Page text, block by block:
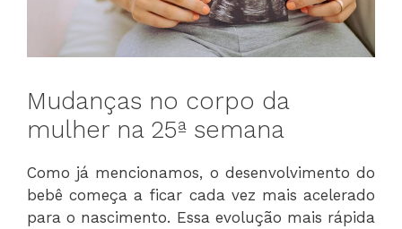
Mudanças no corpo da
mulher na 25ª semana
Como já mencionamos, o desenvolvimento do
bebê começa a ficar cada vez mais acelerado
para o nascimento. Essa evolução mais rápida